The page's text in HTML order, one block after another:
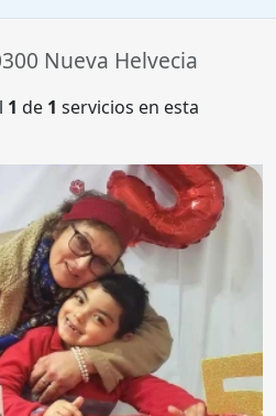
Nueva Helvecia
1 de 1 servicios en esta